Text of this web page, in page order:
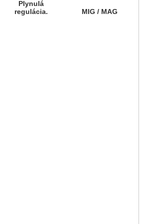
Plynulá
regulácia.
MIG / MAG